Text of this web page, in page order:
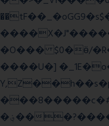
�O��� $0�ӫ/
����U�]
�؋���?����d��|